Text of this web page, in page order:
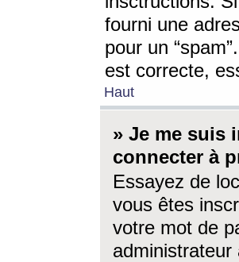
fourni une
pour un
est correcte,
Haut
» Je me suis
connecter à
Essayez de
vous êtes
votre mot de